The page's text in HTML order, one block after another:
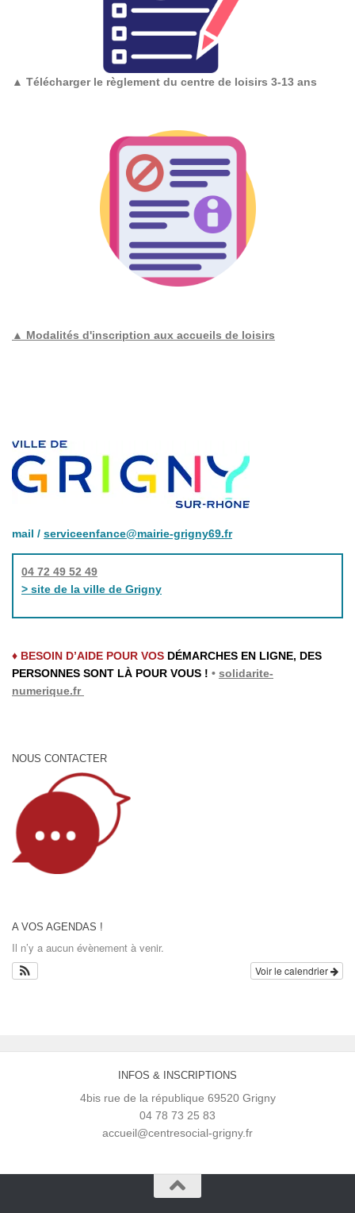
▲ Télécharger le règlement du centre de loisirs 3-13 ans
▲ Modalités d'inscription aux accueils de loisirs
mail / serviceenfance@mairie-grigny69.fr
04 72 49 52 49
> site de la ville de Grigny
♦ BESOIN D’AIDE POUR VOS DÉMARCHES EN LIGNE, DES
PERSONNES SONT LÀ POUR VOUS ! • solidarite-
numerique.fr
NOUS CONTACTER
A VOS AGENDAS !
Il n’y a aucun évènement à venir.
Voir le calendrier
INFOS & INSCRIPTIONS
4bis rue de la république 69520 Grigny
04 78 73 25 83
accueil@centresocial-grigny.fr